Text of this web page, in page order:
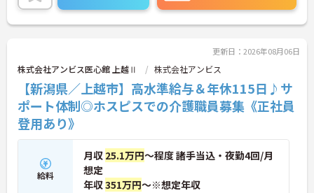
・年次を問わずリーダーや主任などのマネジメント
者研修や実務者研修の方も食事介助や入浴介助など
の生活を支えるケアに専念できる環境です。多職種
連携の体制がしっかりと整っています。働き方の面
では、夜勤明けの翌日が原則として公休となるほ
か、月平均の残業時間も5時間から7時間程度とかな
り少なめです。常勤スタッフの比率が90パーセント
を超えているため急な勤務変更が発生しにくく、あ
らかじめ決められた訪問予定表に沿って規則正しく
働けます。入職後は現場スタッフによるお一人おひ
とりに合わせた個別のOJT研修が実施されます。eラ
ーニングも導入されており、多職種と連携しながら
専門性を着実に深めていける環境が用意されていま
す。
更新日：2026年08月06日
株式会社アンビス医心館 上越Ⅱ 株式会社アンビス
【新潟県／上越市】高水準給与＆年休115日♪サ
ポート体制◎ホスピスでの介護職員募集《正社員
登用あり》
給料
月収 25.1万円～程度 諸手当込・夜勤4回/月
想定
年収351万円～※想定年収